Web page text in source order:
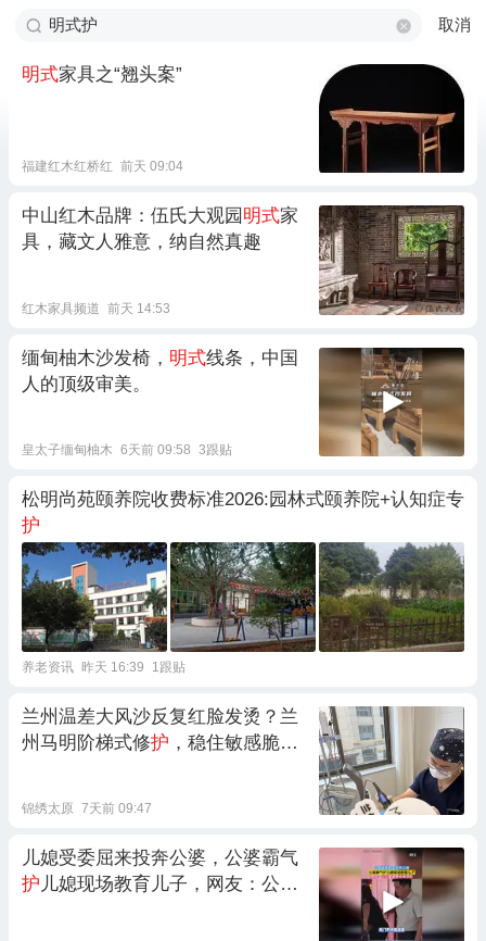
取消
明式家具之“翘头案”
福建红木红桥红 前天 09:04
中山红木品牌：伍氏大观园 明式家
具，藏文人雅意，纳自然真趣
红木家具频道 前天 14:53
缅甸柚木沙发椅， 明式线条，中国
人的顶级审美。
皇太子缅甸柚木 6天前 09:58 3跟贴
松明尚苑颐养院收费标准2026:园林式颐养院+认知症专
护
养老资讯 昨天 16:39 1跟贴
兰州温差大风沙反复红脸发烫？兰
州马明阶梯式修护 ，稳住敏感脆弱
锦绣太原 7天前 09:47
儿媳受委屈来投奔公婆，公婆霸气
护 儿媳现场教育儿子，网友：公公